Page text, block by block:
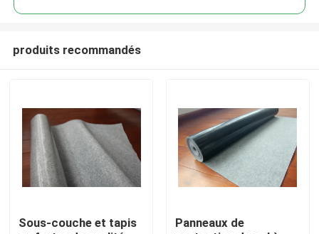
produits recommandés
Sous-couche et tapis
Panneaux de